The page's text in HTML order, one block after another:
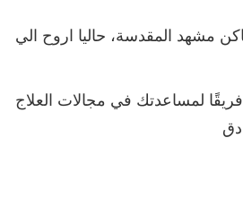
مشهد المقدسة، حاليا اروح الي
فريقًا لمساعدتك في مجالات العلاج